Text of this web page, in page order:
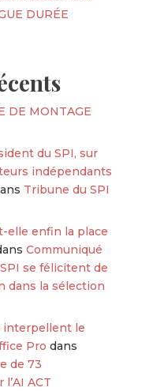
DURÉE
DE MONTAGE
du SPI, sur
indépendants
Tribune du SPI
elle enfin la place
Communiqué
se félicitent de
dans la sélection
interpellent le
Pro dans
de 73
ACT